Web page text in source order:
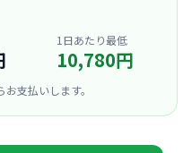
1日あたり最低
10,780円
支払いします。